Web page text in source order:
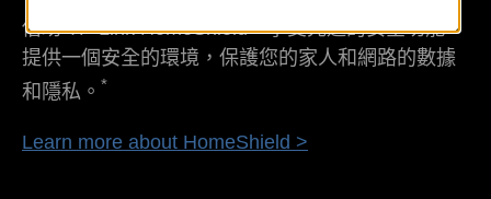
借助 TP-Link HomeShield，享受先進的安全功能，
提供一個安全的環境，保護您的家人和網路的數據
和隱私。 *
Learn more about HomeShield >